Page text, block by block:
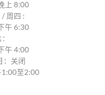
上 8:00
/ 周四 :
午 6:30
午 4:00
：关闭
1:00至2:00